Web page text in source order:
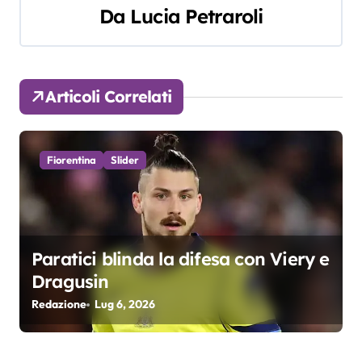
a
z
i
o
n
e
a
Da Lucia Petraroli
Articoli Correlati
Fiorentina Slider
Paratici blinda la difesa con Viery e
Dragusin
Redazione Lug 6, 2026